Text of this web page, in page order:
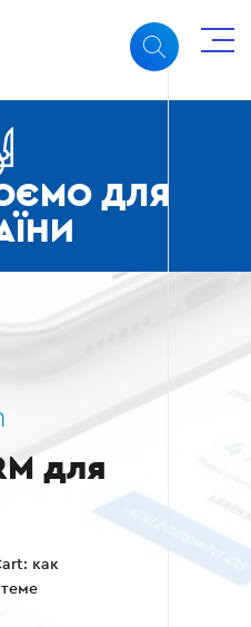
ДЛЯ
для
как